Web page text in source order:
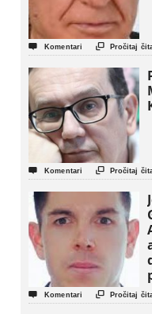
 Komentari  Pročitaj
 Komentari  Pročitaj
 Komentari  Pročitaj